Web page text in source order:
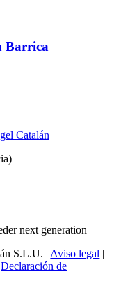
Barrica
S.L.U. | Aviso legal |
Declaración de